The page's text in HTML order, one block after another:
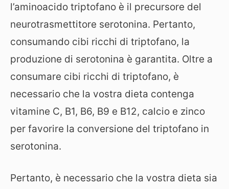
l’aminoacido triptofano è il precursore del
neurotrasmettitore serotonina. Pertanto,
consumando cibi ricchi di triptofano, la
produzione di serotonina è garantita. Oltre a
consumare cibi ricchi di triptofano, è
necessario che la vostra dieta contenga
vitamine C, B1, B6, B9 e B12, calcio e zinco
per favorire la conversione del triptofano in
serotonina.
Pertanto, è necessario che la vostra dieta sia